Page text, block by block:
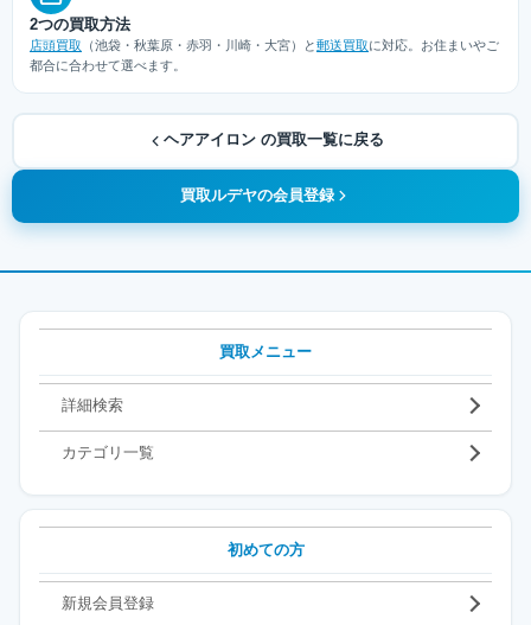
2つの買取方法
店頭買取 （池袋・秋葉原・赤羽・川崎・大宮）と郵送買取に対応。お住まいやご
都合に合わせて選べます。
ヘアアイロン の買取一覧に戻る
買取ルデヤの会員登録
買取メニュー
詳細検索
カテゴリ一覧
初めての方
新規会員登録